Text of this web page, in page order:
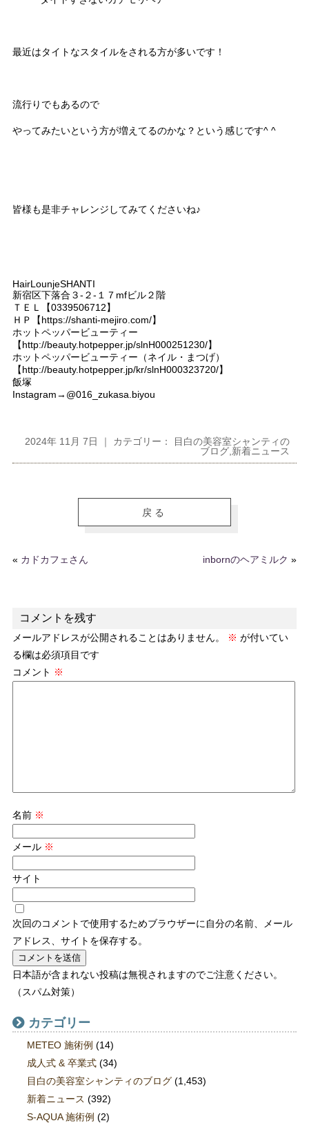
最近はタイトなスタイルをされる方が多いです！
流行りでもあるので
やってみたいという方が増えてるのかな？という感じです^ ^
皆様も是非チャレンジしてみてくださいね♪
HairLounjeSHANTI
新宿区下落合３-２-１７mfビル２階
ＴＥＬ【0339506712】
ＨＰ【https://shanti-mejiro.com/】
ホットペッパービューティー
【http://beauty.hotpepper.jp/slnH000251230/】
ホットペッパービューティー（ネイル・まつげ）
【http://beauty.hotpepper.jp/kr/slnH000323720/】
飯塚
Instagram→@016_zukasa.biyou
2024年 11月 7日 ｜ カテゴリー：
目白の美容室シャンティの
ブログ 新着ニュース
戻る
« カドカフェさん inbornのヘアミルク »
コメントを残す
メールアドレスが公開されることはありません。 ※ が付いてい
る欄は必須項目です
コメント ※
名前 ※
メール ※
サイト
次回のコメントで使用するためブラウザーに自分の名前、メール
アドレス、サイトを保存する。
日本語が含まれない投稿は無視されますのでご注意ください。
（スパム対策）
カテゴリー
METEO 施術例 (14)
成人式 & 卒業式(34)
目白の美容室シャンティのブログ(1,453)
新着ニュース (392)
S-AQUA 施術例 (2)